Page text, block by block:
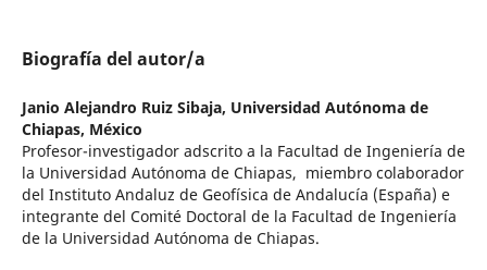
Biografía del autor/a
Janio Alejandro Ruiz Sibaja, Universidad Autónoma de
Chiapas, México
Profesor-investigador adscrito a la Facultad de Ingeniería de
la Universidad Autónoma de Chiapas, miembro colaborador
del Instituto Andaluz de Geofísica de Andalucía (España) e
integrante del Comité Doctoral de la Facultad de Ingeniería
de la Universidad Autónoma de Chiapas.